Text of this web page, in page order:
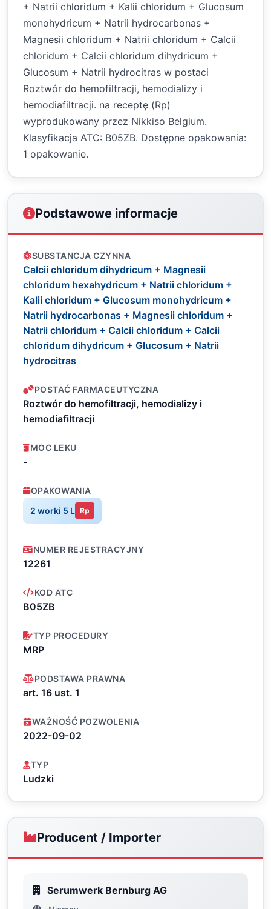
+ Natrii chloridum + Kalii chloridum + Glucosum
monohydricum + Natrii hydrocarbonas +
Magnesii chloridum + Natrii chloridum + Calcii
chloridum + Calcii chloridum dihydricum +
Glucosum + Natrii hydrocitras w postaci
Roztwór do hemofiltracji, hemodializy i
hemodiafiltracji. na receptę (Rp)
wyprodukowany przez Nikkiso Belgium.
Klasyfikacja ATC: B05ZB. Dostępne opakowania:
1 opakowanie.
Podstawowe informacje
SUBSTANCJA CZYNNA
Calcii chloridum dihydricum + Magnesii
chloridum hexahydricum + Natrii chloridum +
Kalii chloridum + Glucosum monohydricum +
Natrii hydrocarbonas + Magnesii chloridum +
Natrii chloridum + Calcii chloridum + Calcii
chloridum dihydricum + Glucosum + Natrii
hydrocitras
POSTAĆ FARMACEUTYCZNA
Roztwór do hemofiltracji, hemodializy i
hemodiafiltracji
MOC LEKU
-
OPAKOWANIA
2 worki 5 L Rp
NUMER REJESTRACYJNY
12261
KOD ATC
B05ZB
TYP PROCEDURY
MRP
PODSTAWA PRAWNA
art. 16 ust. 1
WAŻNOŚĆ POZWOLENIA
2022-09-02
TYP
Ludzki
Producent / Importer
Serumwerk Bernburg AG